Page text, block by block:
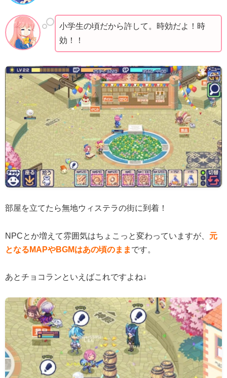
小学生の頃だから許して。時効だよ！時
効！！
部屋を立てたら無地ウィステラの街に到着！
NPCとか増えて雰囲気はちょこっと変わっていますが、 元
となるMAPやBGMはあの頃のまま です。
あとチョコランといえばこれですよね↓